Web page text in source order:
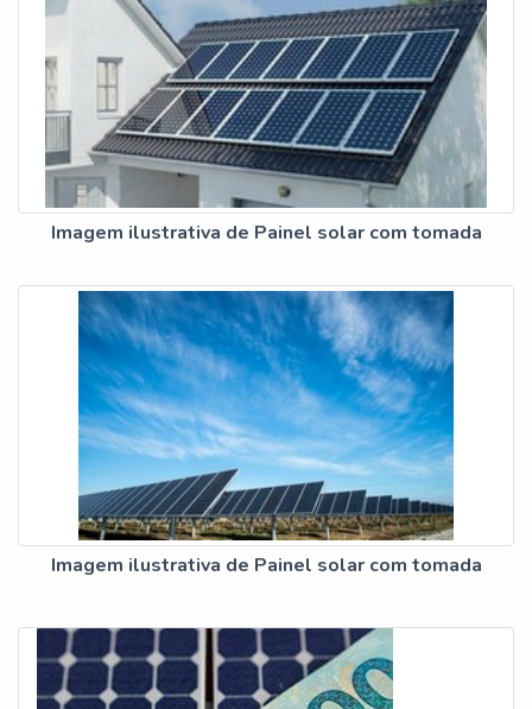
Imagem ilustrativa de Painel solar com tomada
Imagem ilustrativa de Painel solar com tomada